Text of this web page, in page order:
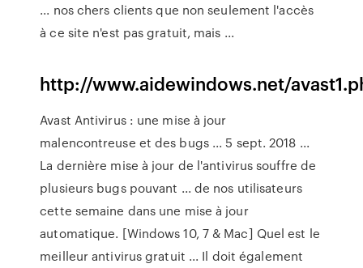
... nos chers clients que non seulement l'accès
à ce site n'est pas gratuit, mais ...
http://www.aidewindows.net/
Avast Antivirus : une mise à jour
malencontreuse et des bugs ... 5 sept. 2018 ...
La dernière mise à jour de l'antivirus souffre de
plusieurs bugs pouvant ... de nos utilisateurs
cette semaine dans une mise à jour
automatique. [Windows 10, 7 & Mac] Quel est le
meilleur antivirus gratuit ... Il doit également